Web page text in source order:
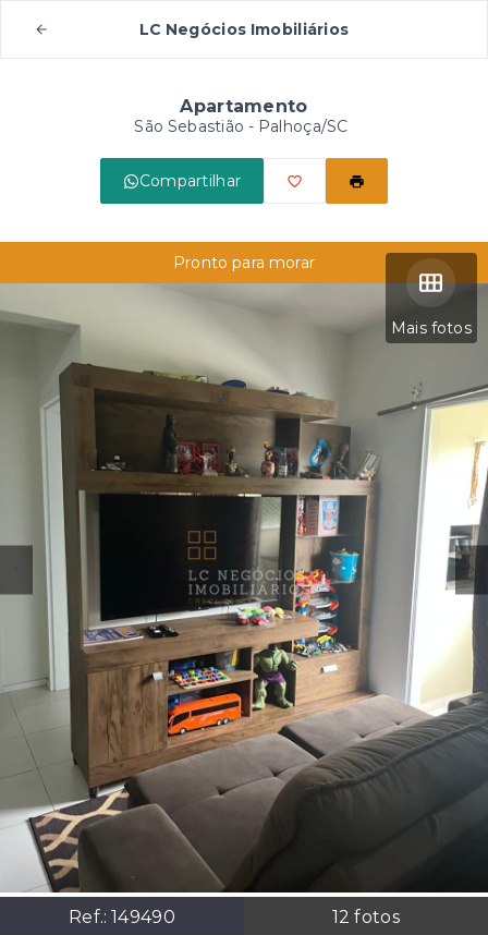
LC Negócios Imobiliários
Apartamento
São Sebastião - Palhoça/SC
Compartilhar
Mais fotos
Ref.:149490 12 fotos
Pronto para morar